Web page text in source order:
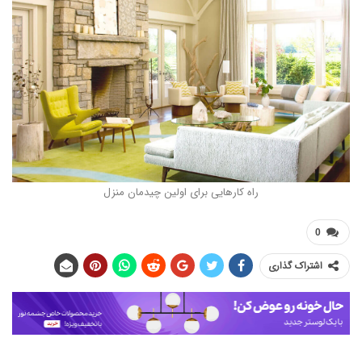
راه کارهایی برای اولین چیدمان منزل
گذاری